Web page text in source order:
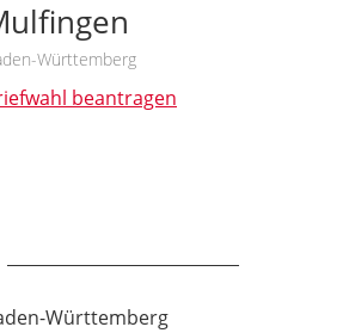
Württemberg
beantragen
Württemberg